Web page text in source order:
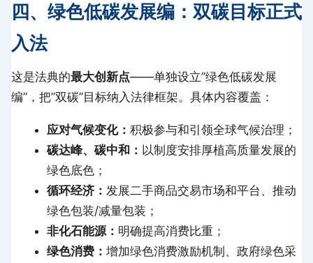
四、绿色低碳发展编：双碳目标正式
入法
这是法典的最大创新点——单独设立”绿色低碳发展
编”，把”双碳”目标纳入法律框架。具体内容覆盖：
应对气候变化： 积极参与和引领全球气候治理；
碳达峰、碳中和： 以制度安排厚植高质量发展的
绿色底色；
循环经济： 发展二手商品交易市场和平台、推动
绿色包装/减量包装；
非化石能源： 明确提高消费比重；
绿色消费： 增加绿色消费激励机制、政府绿色采